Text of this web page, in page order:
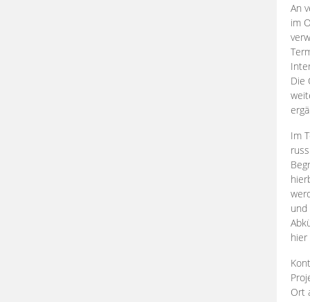
An
im
Die
Im
und
Ort